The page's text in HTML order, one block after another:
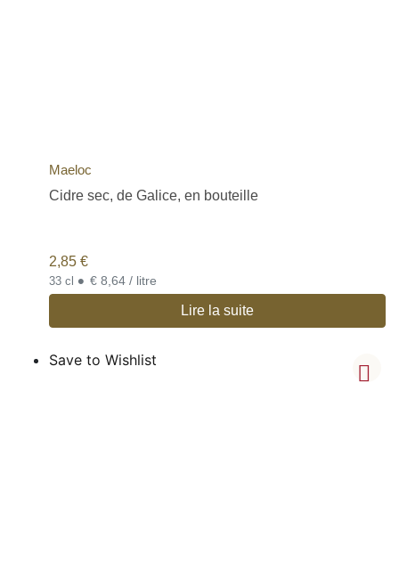
Maeloc
Cidre sec, de Galice, en bouteille
2,85 €
33 cl • € 8,64 / litre
Lire la suite
Save to Wishlist